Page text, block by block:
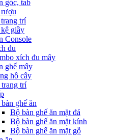
góc, tab
trí
giầy
Console
đu
xích đu mây
ghế mây
hồ cây
trí
ghế ăn
Bộ bàn ghế ăn mặt đá
Bộ bàn ghế ăn mặt kính
Bộ bàn ghế ăn mặt gỗ